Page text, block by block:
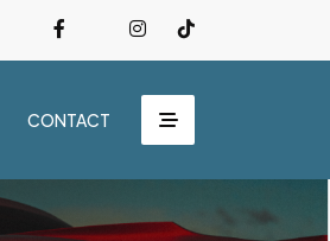
CONTACT